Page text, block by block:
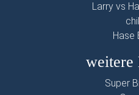
Larry vs
Hase
weitere
Super